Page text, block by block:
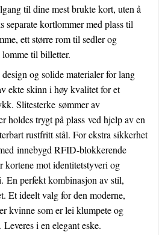
til dine mest brukte kort, uten å
separate kortlommer med plass til
ett større rom til sedler og
til billetter.
og solide materialer for lang
ekte skinn i høy kvalitet for et
Slitesterke sømmer av
holdes trygt på plass ved hjelp av en
rustfritt stål. For ekstra sikkerhet
innebygd RFID-blokkerende
kortene mot identitetstyveri og
En perfekt kombinasjon av stil,
Et ideelt valg for den moderne,
kvinne som er lei klumpete og
i en elegant eske.